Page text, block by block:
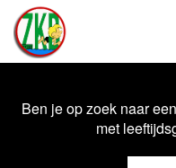
Ben je op zoek naar
met